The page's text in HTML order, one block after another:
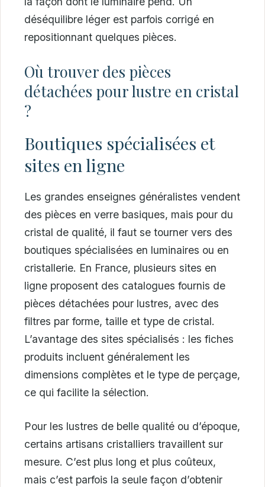
déséquilibre léger est parfois corrigé en
repositionnant quelques pièces.
Où trouver des pièces
détachées pour lustre en cristal
?
Boutiques spécialisées et
sites en ligne
Les grandes enseignes généralistes vendent
des pièces en verre basiques, mais pour du
cristal de qualité, il faut se tourner vers des
boutiques spécialisées en luminaires ou en
cristallerie. En France, plusieurs sites en
ligne proposent des catalogues fournis de
pièces détachées pour lustres, avec des
filtres par forme, taille et type de cristal.
L’avantage des sites spécialisés : les fiches
produits incluent généralement les
dimensions complètes et le type de perçage,
ce qui facilite la sélection.
Pour les lustres de belle qualité ou d’époque,
certains artisans cristalliers travaillent sur
mesure. C’est plus long et plus coûteux,
mais c’est parfois la seule façon d’obtenir